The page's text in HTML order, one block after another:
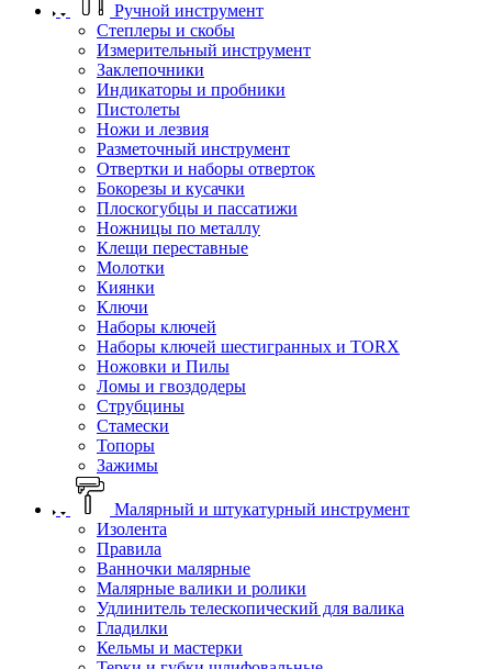
Ручной инструмент
Степлеры и скобы
Измерительный инструмент
Заклепочники
Индикаторы и пробники
Пистолеты
Ножи и лезвия
Разметочный инструмент
Отвертки и наборы отверток
Бокорезы и кусачки
Плоскогубцы и пассатижи
Ножницы по металлу
Клещи переставные
Молотки
Киянки
Ключи
Наборы ключей
Наборы ключей шестигранных и TORX
Ножовки и Пилы
Ломы и гвоздодеры
Струбцины
Стамески
Топоры
Зажимы
Малярный и штукатурный инструмент
Изолента
Правила
Ванночки малярные
Малярные валики и ролики
Удлинитель телескопический для валика
Гладилки
Кельмы и мастерки